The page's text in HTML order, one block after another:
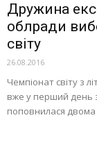
Дружина
облради
світу
26.08.2016
Чемпіонат світу з
вже у перший день
поповнилася